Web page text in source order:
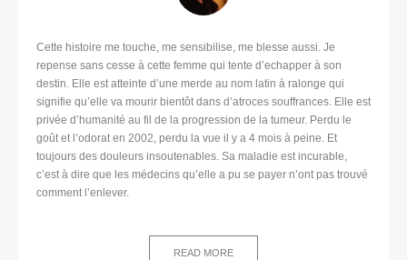
Cette histoire me touche, me sensibilise, me blesse aussi. Je
repense sans cesse à cette femme qui tente d’echapper à son
destin. Elle est atteinte d’une merde au nom latin à ralonge qui
signifie qu’elle va mourir bientôt dans d’atroces souffrances. Elle est
privée d’humanité au fil de la progression de la tumeur. Perdu le
goût et l’odorat en 2002, perdu la vue il y a 4 mois à peine. Et
toujours des douleurs insoutenables. Sa maladie est incurable,
c’est à dire que les médecins qu’elle a pu se payer n’ont pas trouvé
comment l’enlever.
READ MORE